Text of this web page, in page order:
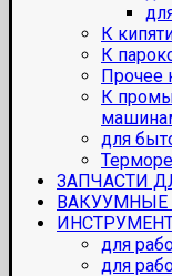
К
К
Прочее
К
для
ЗАПЧАСТИ
ВАКУУМНЫЕ
для
для